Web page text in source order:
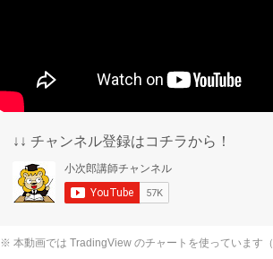
↓↓ チャンネル登録はコチラから！
※ 本動画では TradingView のチャートを使っています（